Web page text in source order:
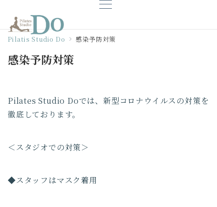
Pilatis Studio Do 感染予防対策
感染予防対策
Pilates Studio Doでは、新型コロナウイルスの対策を
徹底しております。
＜スタジオでの対策＞
◆スタッフはマスク着用